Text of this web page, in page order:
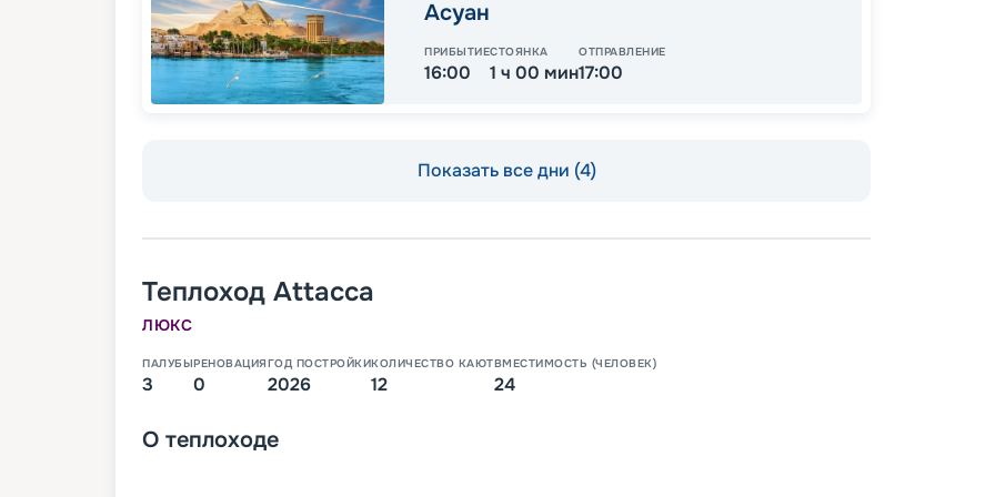
Асуан
ПРИБЫТИЕ
16:00
СТОЯНКА
1 ч 00 мин
ОТПРАВЛЕНИЕ
17:00
Показать все дни (4)
Теплоход Attacca
ЛЮКС
ПАЛУБЫ
3
РЕНОВАЦИЯ
0
ГОД ПОСТРОЙКИ
2026
КОЛИЧЕСТВО КАЮТ
12
ВМЕСТИМОСТЬ (ЧЕЛОВЕК)
24
О теплоходе